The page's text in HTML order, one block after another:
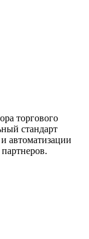
торгового
стандарт
автоматизации